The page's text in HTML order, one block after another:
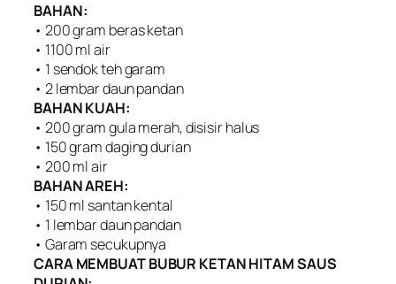
BAHAN:
• 200 gram beras ketan
• 1100 ml air
• 1 sendok teh garam
• 2 lembar daun pandan
BAHAN KUAH:
• 200 gram gula merah, disisir halus
• 150 gram daging durian
• 200 ml air
BAHAN AREH:
• 150 ml santan kental
• 1 lembar daun pandan
• Garam secukupnya
CARA MEMBUAT BUBUR KETAN HITAM SAUS